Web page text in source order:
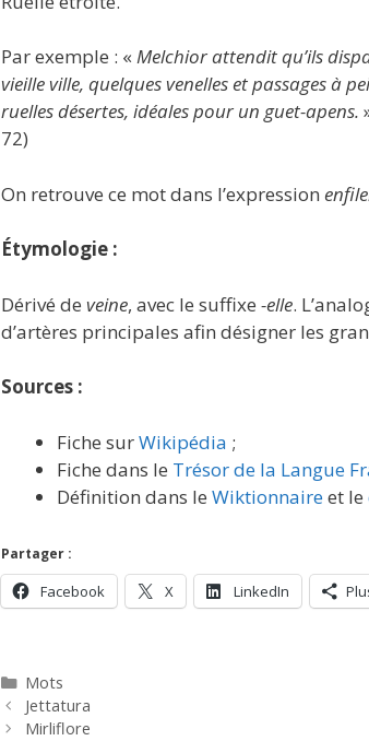
Par exemple : « Melchior attendit qu’ils
vieille ville, quelques venelles et passages à
ruelles désertes, idéales pour un guet-apens.
72)
On retrouve ce mot dans l’expression
Étymologie :
Dérivé de veine, avec le suffixe -elle.
d’artères principales afin désigner les
Sources :
Fiche surWikipédia ;
Fiche dans le Trésor de la Langue
Définition dans le Wiktionnaireet le
Partager :
Facebook X LinkedIn
Catégories
Mots
Jettatura
Mirliflore